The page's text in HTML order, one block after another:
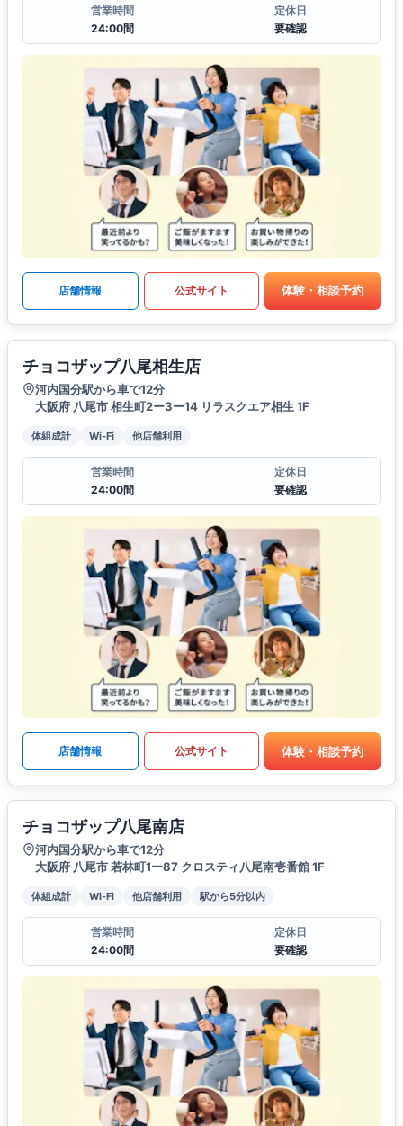
営業時間
24:00間
定休日
要確認
店舗情報 公式サイト 体験・相談予約
チョコザップ八尾相生店
河内国分駅から車で12分
大阪府 八尾市 相生町2ー3ー14 リラスクエア相生 1F
体組成計 Wi-Fi 他店舗利用
営業時間
24:00間
定休日
要確認
店舗情報 公式サイト 体験・相談予約
チョコザップ八尾南店
河内国分駅から車で12分
大阪府 八尾市 若林町1ー87 クロスティ八尾南壱番館 1F
体組成計 Wi-Fi 他店舗利用 駅から5分以内
営業時間
24:00間
定休日
要確認